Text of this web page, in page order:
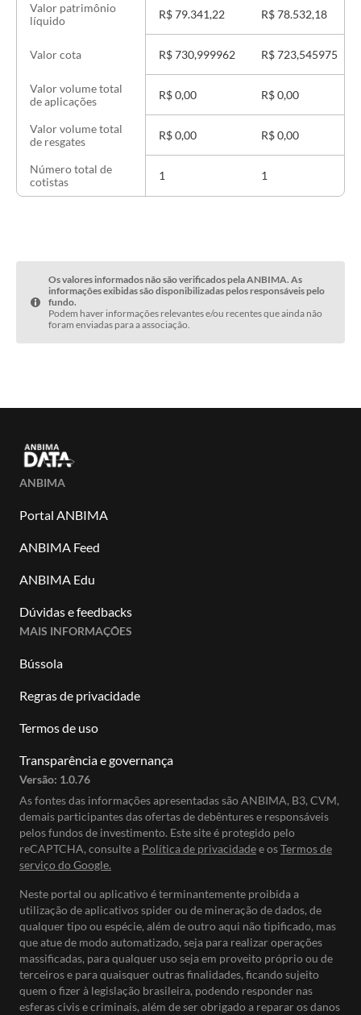
Valor patrimônio
líquido
Valor cota
Valor volume total
de aplicações
Valor volume total
de resgates
Número total de
cotistas
R$ 79.341,22
R$ 730,999962
R$ 0,00
R$ 0,00
1
R$ 78.532,18
R$ 723,545975
R$ 0,00
R$ 0,00
1
Os valores informados não são verificados pela ANBIMA. As
informações exibidas são disponibilizadas pelos responsáveis pelo
fundo.
Podem haver informações relevantes e/ou recentes que ainda não
foram enviadas para a associação.
ANBIMA
Portal ANBIMA
ANBIMA Feed
ANBIMA Edu
Dúvidas e feedbacks
MAIS INFORMAÇÕES
Bússola
Regras de privacidade
Termos de uso
Transparência e governança
Versão: 1.0.76
As fontes das informações apresentadas são ANBIMA, B3, CVM,
demais participantes das ofertas de debêntures e responsáveis
pelos fundos de investimento. Este site é protegido pelo
reCAPTCHA, consulte a Política de privacidadee osTermos de
serviço do Google.
Neste portal ou aplicativo é terminantemente proibida a
utilização de aplicativos spider ou de mineração de dados, de
qualquer tipo ou espécie, além de outro aqui não tipificado, mas
que atue de modo automatizado, seja para realizar operações
massificadas, para qualquer uso seja em proveito próprio ou de
terceiros e para quaisquer outras finalidades, ficando sujeito
quem o fizer à legislação brasileira, podendo responder nas
esferas civis e criminais, além de ser obrigado a reparar os danos